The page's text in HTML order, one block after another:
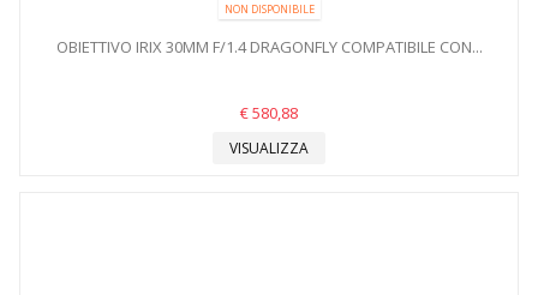
NON DISPONIBILE
OBIETTIVO IRIX 30MM F/1.4 DRAGONFLY COMPATIBILE CON...
€ 580,88
VISUALIZZA